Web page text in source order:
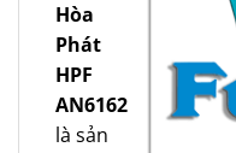
Hòa
Phát
HPF
AN6162
là sản